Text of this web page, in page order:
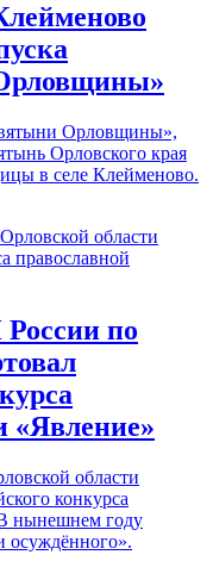
Орловщины»,
Орловского края
в селе Клейменово.
по
«Явление»
области
конкурса
нынешнем году
осуждённого».